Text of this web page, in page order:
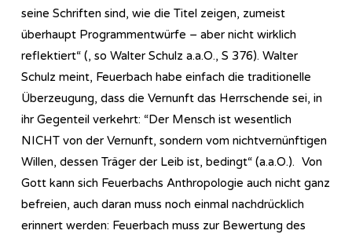
seine Schriften sind, wie die Titel zeigen, zumeist
überhaupt Programmentwürfe – aber nicht wirklich
reflektiert“ (, so Walter Schulz a.a.O., S 376). Walter
Schulz meint, Feuerbach habe einfach die traditionelle
Überzeugung, dass die Vernunft das Herrschende sei, in
ihr Gegenteil verkehrt: “Der Mensch ist wesentlich
NICHT von der Vernunft, sondern vom nichtvernünftigen
Willen, dessen Träger der Leib ist, bedingt“ (a.a.O.). Von
Gott kann sich Feuerbachs Anthropologie auch nicht ganz
befreien, auch daran muss noch einmal nachdrücklich
erinnert werden: Feuerbach muss zur Bewertung des